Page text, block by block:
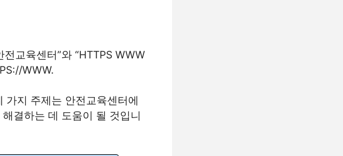
교육센터”와 “HTTPS WWW
WWW.
가지 주제는 안전교육센터에
결하는 데 도움이 될 것입니